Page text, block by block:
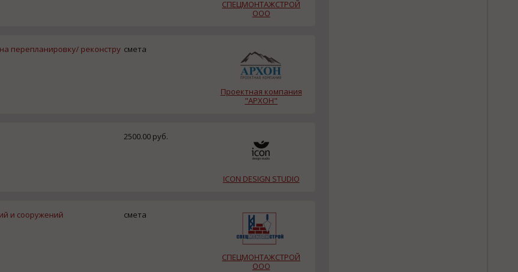
СПЕЦМОНТАЖСТРОЙ
ООО
перепланировку/ реконстру смета
Проектная компания
"АРХОН"
2500.00 руб.
ICON DESIGN STUDIO
и сооружений смета
СПЕЦМОНТАЖСТРОЙ
ООО